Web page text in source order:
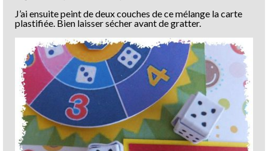
J’ai ensuite peint de deux couches de ce mélange la carte
plastifiée. Bien laisser sécher avant de gratter.